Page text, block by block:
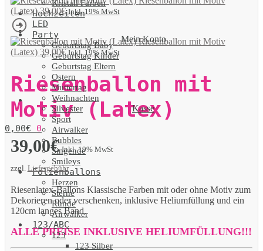
Mein Konto
Kasse
0,00€ 0
Kristall Farben
Hochzeiten
LED
Party
Geburtstag Baby
Geburtstag Kinder
Geburtstag Eltern
Ostern
Muttertag
Weihnachten
Silvester
Sport
Airwalker
Bubbles
Singende
Smileys
Folienballons
Herzen
Sterne
Runde
Airwalker
123/ABC
123
123 Silber
(Latex) 39,00€ Inkl. 19% MwSt
Riesenballon mit Motiv
(Latex) 39,00€ Inkl. 19% MwSt
Riesenballon mit
Motiv (Latex)
39,00€ Inkl. 19% MwSt
zzgl. Liefergebühr
Riesenlatex-Ballons Klassische Farben mit oder ohne Motiv zum
Dekorieren oder verschenken, inklusive Heliumfüllung und ein
120cm langes Band.
ALLE PREISE INKLUSIVE HELIUMFÜLLUNG!!!